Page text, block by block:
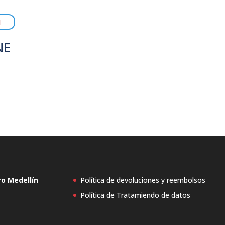
Medellín
Política de devoluciones y reembolsos
Política de Tratamiendo de datos